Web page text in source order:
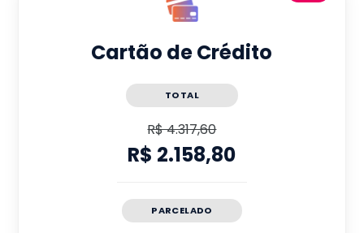
Cartão de Crédito
TOTAL
R$ 4.317,60
R$ 2.158,80
PARCELADO